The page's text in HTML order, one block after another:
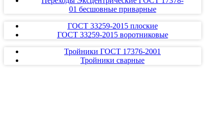
01 бесшовные приварные
ГОСТ 33259-2015 плоские
ГОСТ 33259-2015 воротниковые
Тройники ГОСТ 17376-2001
Тройники сварные